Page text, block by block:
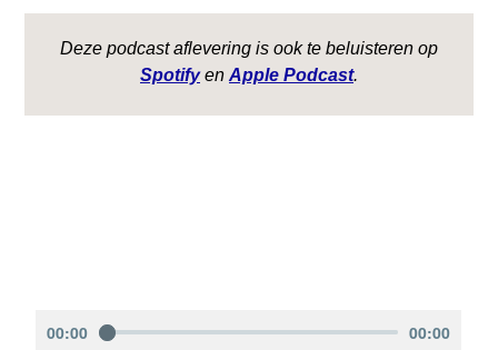
Deze podcast aflevering is ook te beluisteren op
Spotifyen Apple Podcast.